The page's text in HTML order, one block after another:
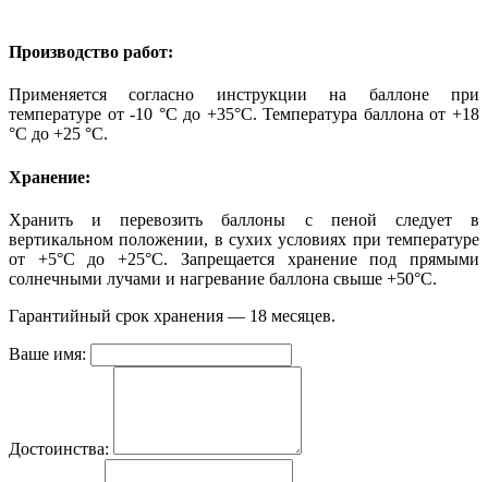
Производство работ:
Применяется согласно инструкции на баллоне при
температуре от -10 °С до +35°С. Температура баллона от +18
°С до +25 °С.
Хранение:
Хранить и перевозить баллоны с пеной следует в
вертикальном положении, в сухих условиях при температуре
от +5°С до +25°С. Запрещается хранение под прямыми
солнечными лучами и нагревание баллона свыше +50°С.
Гарантийный срок хранения — 18 месяцев.
Ваше имя:
Достоинства: